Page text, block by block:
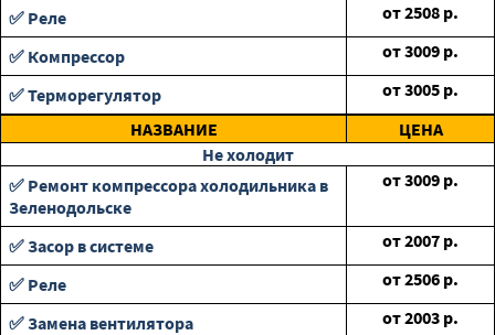
✅ Реле
от2508 р.
✅ Компрессор
от3009 р.
✅ Терморегулятор
от3005 р.
НАЗВАНИЕ
ЦЕНА
Не холодит
✅ Ремонт компрессора холодильника в
Зеленодольске
от3009 р.
✅ Засор в системе от2007 р.
✅ Реле
от2506 р.
✅ Замена вентилятора
от2003 р.